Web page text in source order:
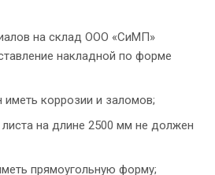
на склад ООО «СиМП»
накладной по форме
коррозии и заломов;
на длине 2500 мм не должен
прямоугольную форму;